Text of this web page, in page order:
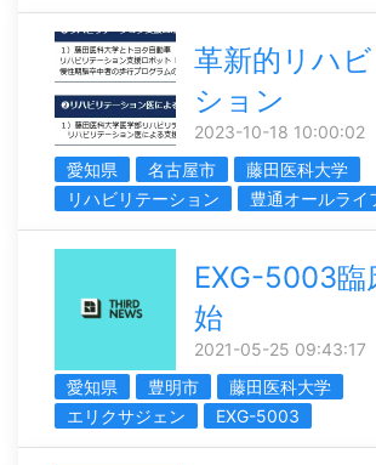
革新的リハ
ション
2023-10-18 10:00:02
愛知県
名古屋市
藤田医科大学
リハビリテーション
豊通オールライ
EXG-5003臨
始
2021-05-25 09:43:17
愛知県
豊明市
藤田医科大学
エリクサジェン
EXG-5003